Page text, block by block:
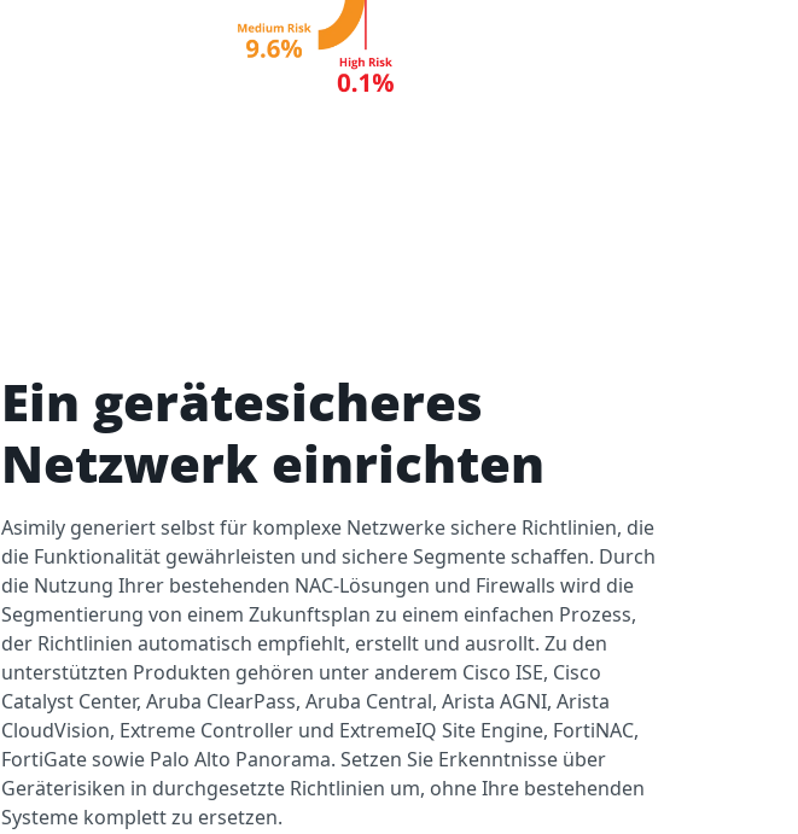
Ein gerätesicheres
Netzwerk einrichten
Asimily generiert selbst für komplexe Netzwerke sichere Richtlinien, die
die Funktionalität gewährleisten und sichere Segmente schaffen. Durch
die Nutzung Ihrer bestehenden NAC-Lösungen und Firewalls wird die
Segmentierung von einem Zukunftsplan zu einem einfachen Prozess,
der Richtlinien automatisch empfiehlt, erstellt und ausrollt. Zu den
unterstützten Produkten gehören unter anderem Cisco ISE, Cisco
Catalyst Center, Aruba ClearPass, Aruba Central, Arista AGNI, Arista
CloudVision, Extreme Controller und ExtremeIQ Site Engine, FortiNAC,
FortiGate sowie Palo Alto Panorama. Setzen Sie Erkenntnisse über
Geräterisiken in durchgesetzte Richtlinien um, ohne Ihre bestehenden
Systeme komplett zu ersetzen.